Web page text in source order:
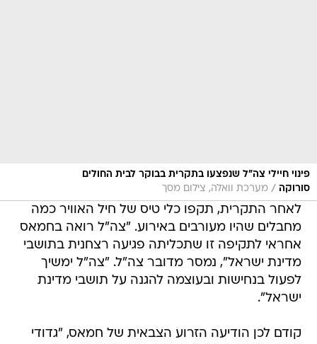
פינוי חיילי צה"ל שנפצעו בתקרית בבוקר לבית החולים
סורוקה / מערכת וואלה, צילום מסך
לאחר התקרית, תקפו כלי טיס של חיל האוויר כמה
מחבלים שהיו מעורבים באירוע. "צה"ל רואה בחמאס
אחראי לתקיפה זו שתכליתה פגיעה רצחנית בתושבי
מדינת ישראל", נמסר מדובר צה"ל. "צה"ל ימשיך
לפעול בנחישות ובעוצמה להגנה על תושבי מדינת
ישראל".
קודם לכן הודיעה הזרוע הצבאית של חמאס, "גדודי